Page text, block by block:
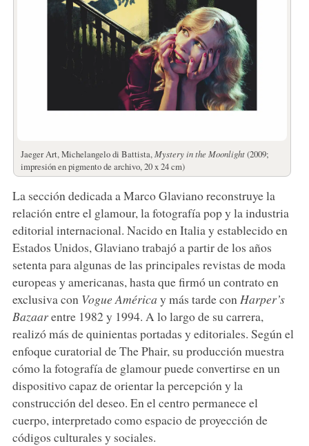
Jaeger Art, Michelangelo di Battista,Mystery in the Moonlight(2009;
impresión en pigmento de archivo, 20 x 24 cm)
La sección dedicada a Marco Glaviano reconstruye la
relación entre el glamour, la fotografía pop y la industria
editorial internacional. Nacido en Italia y establecido en
Estados Unidos, Glaviano trabajó a partir de los años
setenta para algunas de las principales revistas de moda
europeas y americanas, hasta que firmó un contrato en
exclusiva con Vogue América y más tarde conHarper’s
Bazaarentre 1982 y 1994. A lo largo de su carrera,
realizó más de quinientas portadas y editoriales. Según el
enfoque curatorial de The Phair, su producción muestra
cómo la fotografía de glamour puede convertirse en un
dispositivo capaz de orientar la percepción y la
construcción del deseo. En el centro permanece el
cuerpo, interpretado como espacio de proyección de
códigos culturales y sociales.